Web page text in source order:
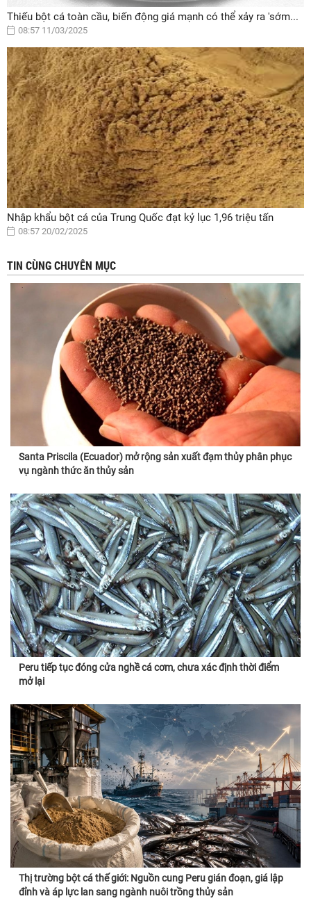
Thiếu bột cá toàn cầu, biến động giá mạnh có thể xảy ra 'sớm...
08:57 11/03/2025
Nhập khẩu bột cá của Trung Quốc đạt kỷ lục 1,96 triệu tấn
08:57 20/02/2025
TIN CÙNG CHUYÊN MỤC
Santa Priscila (Ecuador) mở rộng sản xuất đạm thủy phân phục
vụ ngành thức ăn thủy sản
Peru tiếp tục đóng cửa nghề cá cơm, chưa xác định thời điểm
mở lại
Thị trường bột cá thế giới: Nguồn cung Peru gián đoạn, giá lập
đỉnh và áp lực lan sang ngành nuôi trồng thủy sản